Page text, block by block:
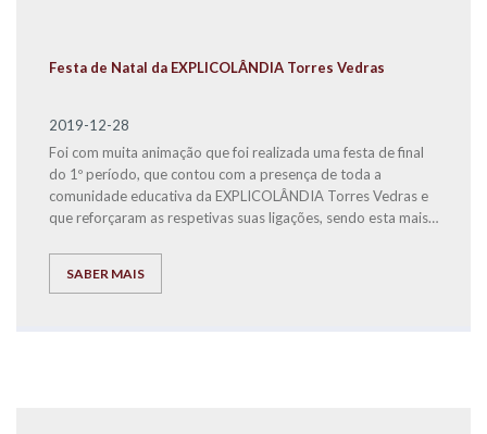
Festa de Natal da EXPLICOLÂNDIA Torres Vedras
2019-12-28
Foi com muita animação que foi realizada uma festa de final
do 1º período, que contou com a presença de toda a
comunidade educativa da EXPLICOLÂNDIA Torres Vedras e
que reforçaram as respetivas suas ligações, sendo esta mais
SABER MAIS